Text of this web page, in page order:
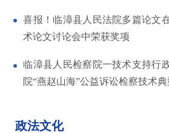
喜报！临漳县人民法院多篇论文
术论文讨论会中荣获奖项
临漳县人民检察院一技术支持行
院“燕赵山海”公益诉讼检察技术
政法文化